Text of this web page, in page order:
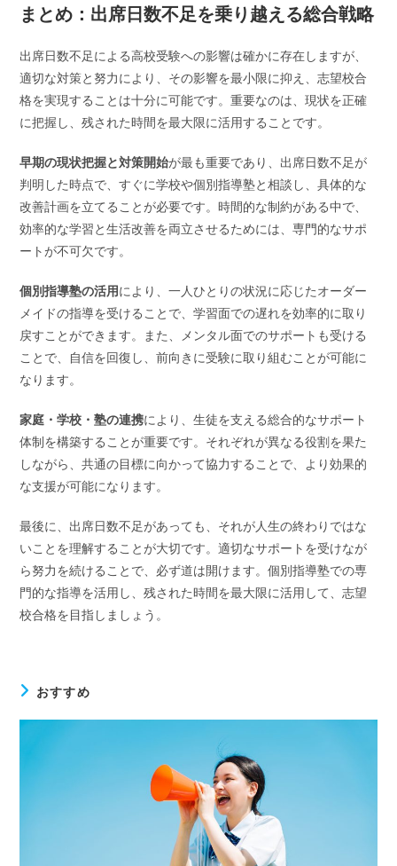
まとめ：出席日数不足を乗り越える総合戦略
出席日数不足による高校受験への影響は確かに存在しますが、
適切な対策と努力により、その影響を最小限に抑え、志望校合
格を実現することは十分に可能です。重要なのは、現状を正確
に把握し、残された時間を最大限に活用することです。
早期の現状把握と対策開始が最も重要であり、出席日数不足が
判明した時点で、すぐに学校や個別指導塾と相談し、具体的な
改善計画を立てることが必要です。時間的な制約がある中で、
効率的な学習と生活改善を両立させるためには、専門的なサポ
ートが不可欠です。
個別指導塾の活用により、一人ひとりの状況に応じたオーダー
メイドの指導を受けることで、学習面での遅れを効率的に取り
戻すことができます。また、メンタル面でのサポートも受ける
ことで、自信を回復し、前向きに受験に取り組むことが可能に
なります。
家庭・学校・塾の連携により、生徒を支える総合的なサポート
体制を構築することが重要です。それぞれが異なる役割を果た
しながら、共通の目標に向かって協力することで、より効果的
な支援が可能になります。
最後に、出席日数不足があっても、それが人生の終わりではな
いことを理解することが大切です。適切なサポートを受けなが
ら努力を続けることで、必ず道は開けます。個別指導塾での専
門的な指導を活用し、残された時間を最大限に活用して、志望
校合格を目指しましょう。
おすすめ